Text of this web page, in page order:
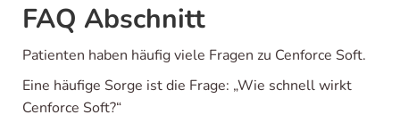
FAQ Abschnitt
Patienten haben häufig viele Fragen zu Cenforce Soft.
Eine häufige Sorge ist die Frage: „Wie schnell wirkt
Cenforce Soft?“